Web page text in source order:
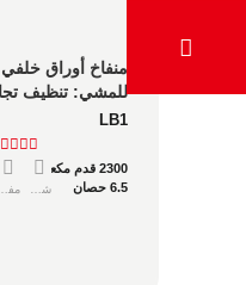
والمساحات الضيقة
LB1
2300 قدم مكعب في الدقيقة
6.5 حصان